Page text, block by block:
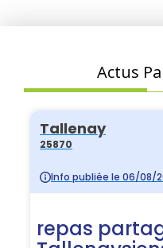
Actus